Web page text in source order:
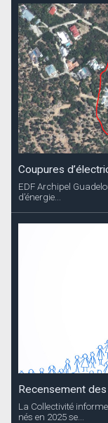
Coupures
EDF Archipel
d’énergie...
Recensement
La Collectivité
nés en 2025 se...